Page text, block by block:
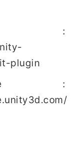
：
plugin
：